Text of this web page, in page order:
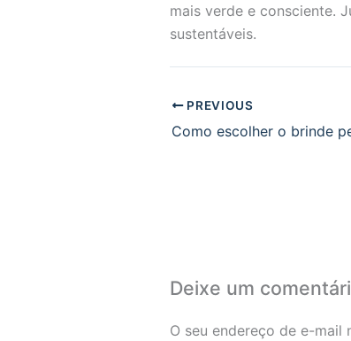
mais verde e consciente.
sustentáveis.
PREVIOUS
Deixe um
O seu endereço de e-mail